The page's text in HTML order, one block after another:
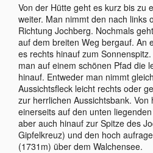
Von der Hütte geht es kurz bis zu
weiter. Man nimmt den nach links
Richtung Jochberg. Nochmals
auf dem breiten Weg bergauf. An
es rechts hinauf zum
man auf einem schönen Pfad die
hinauf. Entweder man nimmt
Aussichtsfleck leicht rechts oder
zur herrlichen Aussichtsbank. Von
einerseits auf den unten
aber auch hinauf zur Spitze des
Gipfelkreuz) und den hoch
(1731m) über dem Walchensee.